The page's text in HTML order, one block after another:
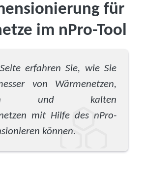
für
im nPro-Tool
erfahren Sie, wie Sie
von Wärmenetzen,
und kalten
mit Hilfe des nPro-
können.